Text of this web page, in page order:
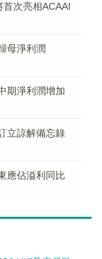
次亮相ACAAI
母淨利潤
期淨利潤增加
立諒解備忘錄
應佔溢利同比